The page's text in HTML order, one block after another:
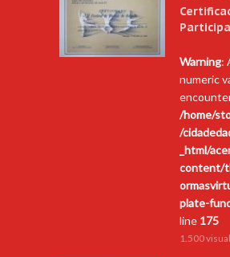
Warning:
numeric
/home/
/
_html/
content/
plate-
line 175
1.500